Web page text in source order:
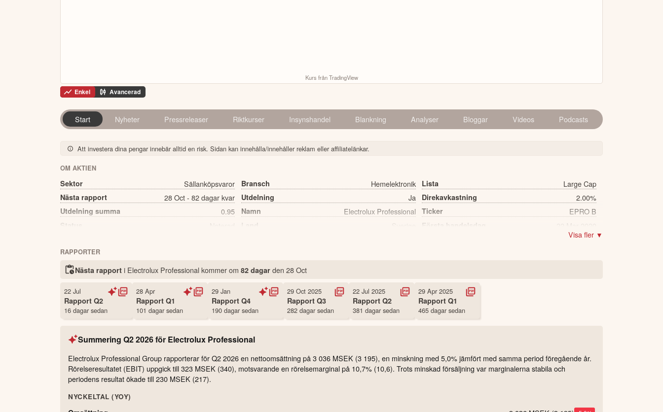
Kurs från TradingView
Enkel Avancerad
Start Nyheter Pressreleaser Riktkurser Insynshandel Blankning Analyser Bloggar Videos Podcasts
Att investera dina pengar innebär alltid en risk. Sidan kan innehålla/innehåller reklam eller affiliatelänkar.
OM AKTIEN
Sektor Sällanköpsvaror Bransch Hemelektronik Lista Large Cap
Nästa rapport 28 Oct - 82 dagar kvar Utdelning Ja Direkavkastning 2.00%
Utdelning summa 0.95 Namn Electrolux Professional Ticker EPRO B
Status Noterad Land Första handelsdag
2,481 st
Källa:Börsdata
Visa fler ▼
RAPPORTER
Nästa rapport i Electrolux Professional kommerom 82 dagar den 28 Oct
22 Jul
Rapport Q2
16 dagar sedan
28 Apr
Rapport Q1
101 dagar sedan
29 Jan
Rapport Q4
190 dagar sedan
29 Oct 2025
Rapport Q3
282 dagar sedan
22 Jul 2025
Rapport Q2
381 dagar sedan
29 Apr 2025
Rapport Q1
465 dagar sedan
Summering Q2 2026för Electrolux Professional
Electrolux Professional Group rapporterar för Q2 2026 en nettoomsättning på 3 036 MSEK (3 195), en minskning med 5,0% jämfört med samma period föregående år.
Rörelseresultatet (EBIT) uppgick till 323 MSEK (340), motsvarande en rörelsemarginal på 10,7% (10,6). Trots minskad försäljning var marginalerna stabila och
periodens resultat ökade till 230 MSEK (217).
NYCKELTAL (YOY)